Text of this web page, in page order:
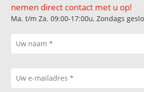
nemen direct contact met u op!
Ma. t/m Za. 09:00-17:00u, Zondags